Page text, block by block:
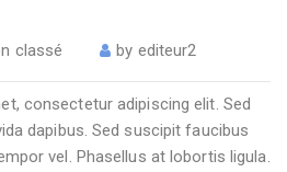
classé by editeur2
consectetur adipiscing elit. Sed
dapibus. Sed suscipit faucibus
vel. Phasellus at lobortis ligula.